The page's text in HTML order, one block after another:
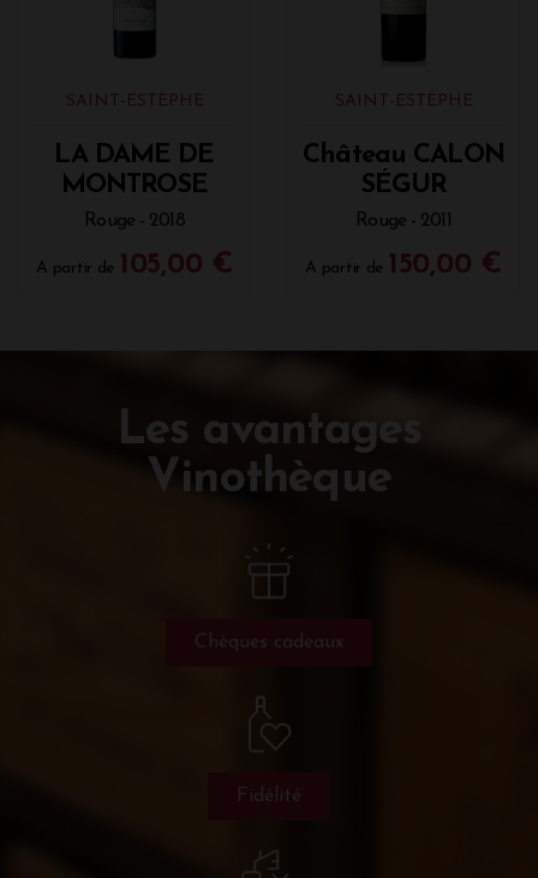
SAINT-ESTÈPHE
LA DAME DE
MONTROSE
Rouge - 2018
A partir de 105,00 €
SAINT-ESTÈPHE
Château CALON
SÉGUR
Rouge - 2011
A partir de 150,00 €
Les avantages
Vinothèque
Chèques cadeaux
Fidélité